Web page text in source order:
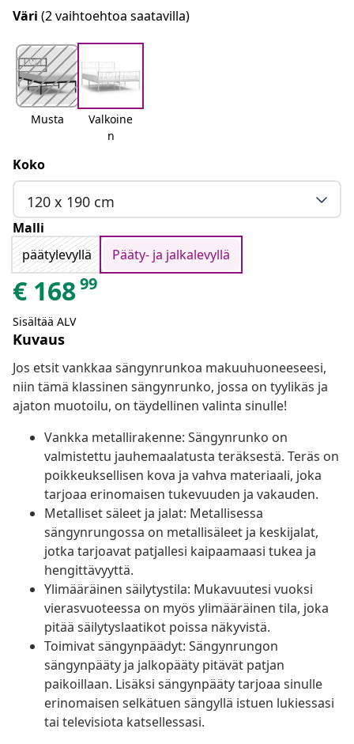
Väri (2 vaihtoehtoa saatavilla)
Musta
Valkoine
n
Koko
120 x 190 cm
Malli
päätylevyllä
Pääty- ja jalkalevyllä
€ 16899
Sisältää ALV
Kuvaus
Jos etsit vankkaa sängynrunkoa makuuhuoneeseesi,
niin tämä klassinen sängynrunko, jossa on tyylikäs ja
ajaton muotoilu, on täydellinen valinta sinulle!
Vankka metallirakenne: Sängynrunko on
valmistettu jauhemaalatusta teräksestä. Teräs on
poikkeuksellisen kova ja vahva materiaali, joka
tarjoaa erinomaisen tukevuuden ja vakauden.
Metalliset säleet ja jalat: Metallisessa
sängynrungossa on metallisäleet ja keskijalat,
jotka tarjoavat patjallesi kaipaamaasi tukea ja
hengittävyyttä.
Ylimääräinen säilytystila: Mukavuutesi vuoksi
vierasvuoteessa on myös ylimääräinen tila, joka
pitää säilytyslaatikot poissa näkyvistä.
Toimivat sängynpäädyt: Sängynrungon
sängynpääty ja jalkopääty pitävät patjan
paikoillaan. Lisäksi sängynpääty tarjoaa sinulle
erinomaisen selkätuen sängyllä istuen lukiessasi
tai televisiota katsellessasi.